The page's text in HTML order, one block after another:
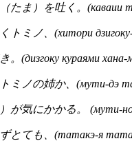
たま）を吐く。(каваии
トミノ、(хитори
(дизгоку кураями хана-
ミノの姉か、(мути-дэ
が気にかかる。 (мути-но
とても、(татакэ-я